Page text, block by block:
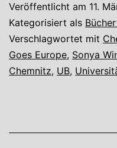
Veröffentlicht am 11.
Kategorisiert als
Verschlagwortet mit
Goes Europe, Sonya
Chemnitz, UB,